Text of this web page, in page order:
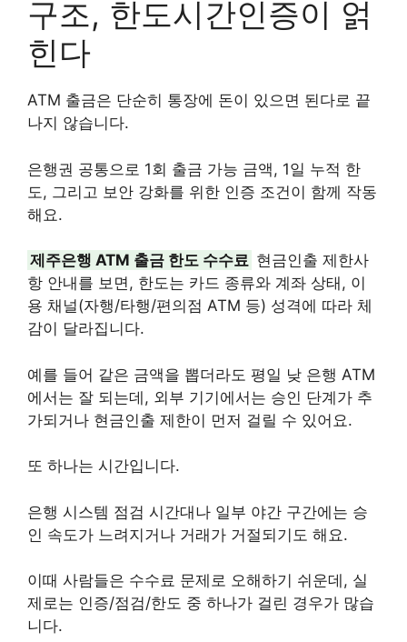
구조, 한도시간인증이 얽
힌다
ATM 출금은 단순히 통장에 돈이 있으면 된다로 끝
나지 않습니다.
은행권 공통으로 1회 출금 가능 금액, 1일 누적 한
도, 그리고 보안 강화를 위한 인증 조건이 함께 작동
해요.
제주은행 ATM 출금 한도 수수료 현금인출 제한사
항 안내를 보면, 한도는 카드 종류와 계좌 상태, 이
용 채널(자행/타행/편의점 ATM 등) 성격에 따라 체
감이 달라집니다.
예를 들어 같은 금액을 뽑더라도 평일 낮 은행 ATM
에서는 잘 되는데, 외부 기기에서는 승인 단계가 추
가되거나 현금인출 제한이 먼저 걸릴 수 있어요.
또 하나는 시간입니다.
은행 시스템 점검 시간대나 일부 야간 구간에는 승
인 속도가 느려지거나 거래가 거절되기도 해요.
이때 사람들은 수수료 문제로 오해하기 쉬운데, 실
제로는 인증/점검/한도 중 하나가 걸린 경우가 많습
니다.